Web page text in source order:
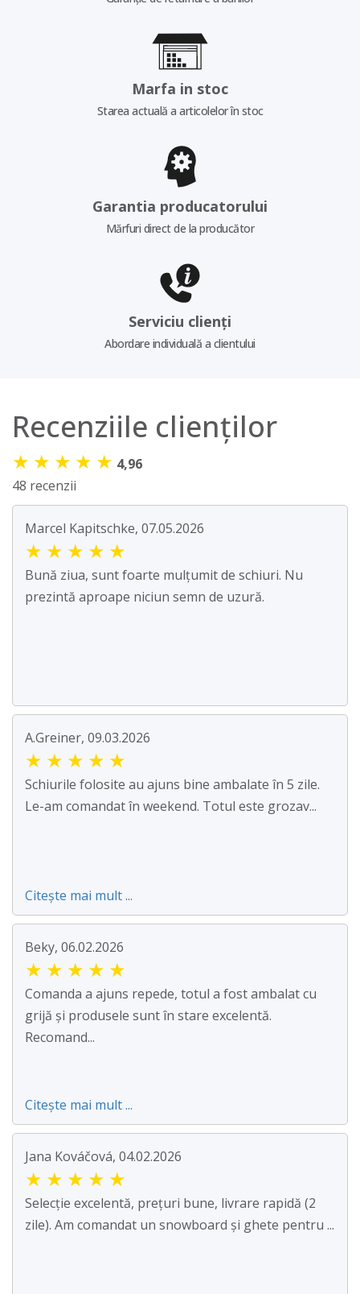
Marfa in stoc
Starea actuală a articolelor în stoc
Garantia producatorului
Mărfuri direct de la producător
Serviciu clienți
Abordare individuală a clientului
Recenziile clienților
★ ★ ★ ★ ★ 4,96
48 recenzii
Marcel Kapitschke, 07.05.2026
★ ★ ★ ★ ★
Bună ziua, sunt foarte mulțumit de schiuri. Nu
prezintă aproape niciun semn de uzură.
A.Greiner, 09.03.2026
★ ★ ★ ★ ★
Schiurile folosite au ajuns bine ambalate în 5 zile.
Le-am comandat în weekend. Totul este grozav...
Citește mai mult ...
Beky, 06.02.2026
★ ★ ★ ★ ★
Comanda a ajuns repede, totul a fost ambalat cu
grijă și produsele sunt în stare excelentă.
Recomand...
Citește mai mult ...
Jana Kováčová, 04.02.2026
★ ★ ★ ★ ★
Selecție excelentă, prețuri bune, livrare rapidă (2
zile). Am comandat un snowboard și ghete pentru ...